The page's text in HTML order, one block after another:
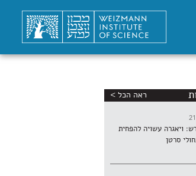
ראה הכל >
ויאגרה עשויה להפחית
סרטן